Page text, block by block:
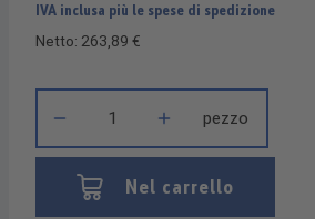
IVA inclusa più le spese di spedizione
Netto: 263,89 €
pezzo
Nel carrello